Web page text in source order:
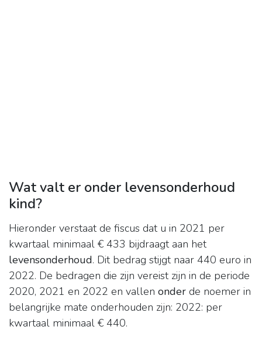
Wat valt er onder levensonderhoud
kind?
Hieronder verstaat de fiscus dat u in 2021 per
kwartaal minimaal € 433 bijdraagt aan het
levensonderhoud. Dit bedrag stijgt naar 440 euro in
2022. De bedragen die zijn vereist zijn in de periode
2020, 2021 en 2022 en vallen onder de noemer in
belangrijke mate onderhouden zijn: 2022: per
kwartaal minimaal € 440.